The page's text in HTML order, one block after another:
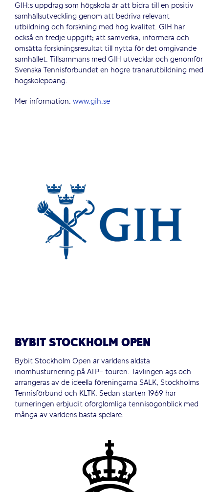
GIH:s uppdrag som högskola är att bidra till en positiv
samhällsutveckling genom att bedriva relevant
utbildning och forskning med hög kvalitet. GIH har
också en tredje uppgift; att samverka, informera och
omsätta forskningsresultat till nytta för det omgivande
samhället. Tillsammans med GIH utvecklar och genomför
Svenska Tennisförbundet en högre tränarutbildning med
högskolepoäng.
Mer information: www.gih.se
BYBIT STOCKHOLM OPEN
Bybit Stockholm Open är världens äldsta
inomhusturnering på ATP- touren. Tävlingen ägs och
arrangeras av de ideella föreningarna SALK, Stockholms
Tennisförbund och KLTK. Sedan starten 1969 har
turneringen erbjudit oförglömliga tennisögonblick med
många av världens bästa spelare.